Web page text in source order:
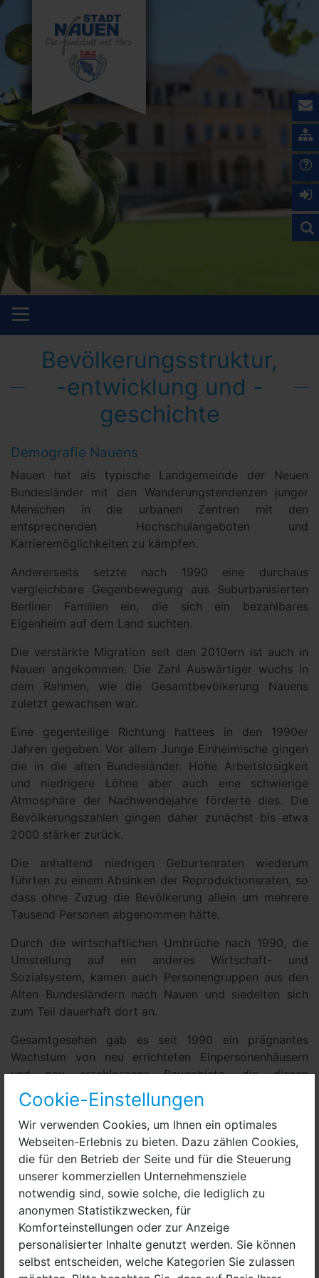
Cookie-Einstellungen
Wir verwenden Cookies, um Ihnen ein optimales
Webseiten-Erlebnis zu bieten. Dazu zählen Cookies,
die für den Betrieb der Seite und für die Steuerung
unserer kommerziellen Unternehmensziele
notwendig sind, sowie solche, die lediglich zu
anonymen Statistikzwecken, für
Komforteinstellungen oder zur Anzeige
personalisierter Inhalte genutzt werden. Sie können
selbst entscheiden, welche Kategorien Sie zulassen
Bevölkerungsstruktur,
-entwicklung und -
geschichte
Demografie Nauens
Nauen hat als typische Landgemeinde der Neuen
Bundesländer mit den Wanderungstendenzen junger
Menschen in die urbanen Zentren mit den
entsprechenden Hochschulangeboten und
Karrieremöglichkeiten zu kämpfen.
Andererseits setzte nach 1990 eine durchaus
vergleichbare Gegenbewegung aus Suburbanisierten
Berliner Familien ein, die sich ein bezahlbares
Eigenheim auf dem Land suchten.
Die verstärkte Migration seit den 2010ern ist auch in
Nauen angekommen. Die Zahl Auswärtiger wuchs in
dem Rahmen, wie die Gesamtbevölkerung Nauens
zuletzt gewachsen war.
Eine gegenteilige Richtung hattees in den 1990er
Jahren gegeben. Vor allem Junge Einheimische gingen
die in die alten Bundesländer. Hohe Arbeitslosigkeit
und niedrigere Löhne aber auch eine schwierige
Atmosphäre der Nachwendejahre förderte dies. Die
Bevölkerungszahlen gingen daher zunächst bis etwa
2000 stärker zurück.
Die anhaltend niedrigen Geburtenraten wiederum
führten zu einem Absinken der Reproduktionsraten, so
dass ohne Zuzug die Bevölkerung allein um mehrere
Tausend Personen abgenommen hätte.
Durch die wirtschaftlichen Umbrüche nach 1990, die
Umstellung auf ein anderes Wirtschaft- und
Sozialsystem, kamen auch Personengruppen aus den
Alten Bundesländern nach Nauen und siedelten sich
zum Teil dauerhaft dort an.
Gesamtgesehen gab es seit 1990 ein prägnantes
Wachstum von neu errichteten Einpersonenhäusern
und neu erschlossene Baugebiete, die diesen
Kleinfamilien baulichen Grund boten. Baulich wurde
also stark expandiert, während die
Bevölkerungszahlen nur leicht anstiegen. Die
durchschnittliche Wohnfläche je Person hat sich
entsprechend deutlich erweitert. Da Nauen insgesamt
eine niedrige Siedlungsdichte des bebauten
Wohnsiedlungsraums aufweist, ist - die
Grundstücksfreifläche mit eingerechnet - der
Bewegungsfreiraum von Bürgern hoch. Freie, offene
Räume mit eher lockerer Bebauung herrschen vor. Das
sind grundstätzlich attraktive Rahmenbedingungen für